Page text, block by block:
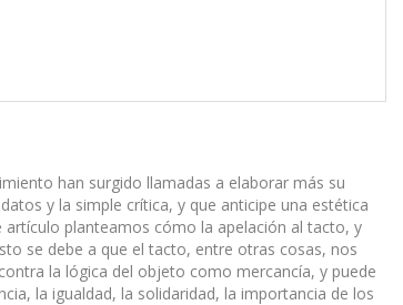
han surgido llamadas a elaborar más su
y la simple crítica, y que anticipe una estética
artículo planteamos cómo la apelación al tacto, y
se debe a que el tacto, entre otras cosas, nos
la lógica del objeto como mercancía, y puede
la igualdad, la solidaridad, la importancia de los